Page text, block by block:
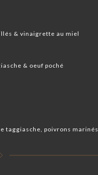
& vinaigrette au miel
& oeuf poché
taggiasche, poivrons marinés